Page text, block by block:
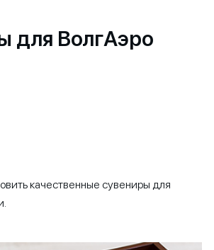
для ВолгАэро
качественные сувениры для